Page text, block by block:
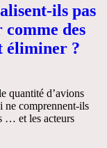
ils pas
comme des
éliminer ?
quantité d’avions
ne comprennent-ils
… et les acteurs